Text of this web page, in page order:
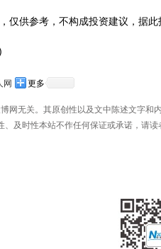
仅供参考，不构成投资建议，据此
网 更多
网无关。其原创性以及文中陈述文字和
及时性本站不作任何保证或承诺，请